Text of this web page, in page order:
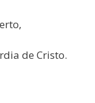
de Cristo.